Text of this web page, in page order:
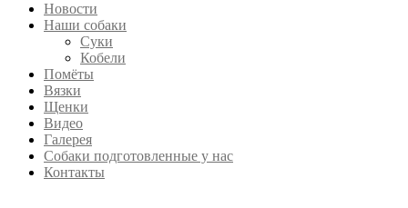
Новости
Наши собаки
Суки
Кобели
Помёты
Вязки
Щенки
Видео
Галерея
Собаки подготовленные у нас
Контакты